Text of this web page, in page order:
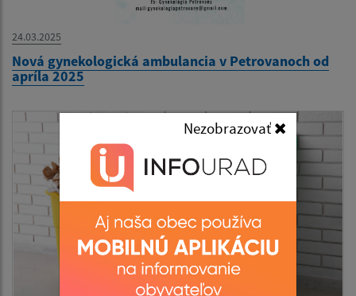
Nezobrazovať
24.03.2025
Nová gynekologická ambulancia v Petrovanoch od
apríla 2025